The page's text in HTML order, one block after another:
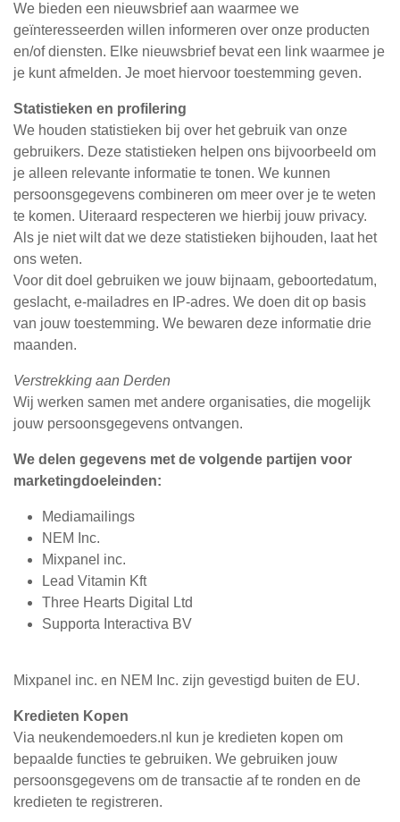
We bieden een nieuwsbrief aan waarmee we
geïnteresseerden willen informeren over onze producten
en/of diensten. Elke nieuwsbrief bevat een link waarmee je
je kunt afmelden. Je moet hiervoor toestemming geven.
Statistieken en profilering
We houden statistieken bij over het gebruik van onze
gebruikers. Deze statistieken helpen ons bijvoorbeeld om
je alleen relevante informatie te tonen. We kunnen
persoonsgegevens combineren om meer over je te weten
te komen. Uiteraard respecteren we hierbij jouw privacy.
Als je niet wilt dat we deze statistieken bijhouden, laat het
ons weten.
Voor dit doel gebruiken we jouw bijnaam, geboortedatum,
geslacht, e-mailadres en IP-adres. We doen dit op basis
van jouw toestemming. We bewaren deze informatie drie
maanden.
Verstrekking aan Derden
Wij werken samen met andere organisaties, die mogelijk
jouw persoonsgegevens ontvangen.
We delen gegevens met de volgende partijen voor
marketingdoeleinden:
Mediamailings
NEM Inc.
Mixpanel inc.
Lead Vitamin Kft
Three Hearts Digital Ltd
Supporta Interactiva BV
Mixpanel inc. en NEM Inc. zijn gevestigd buiten de EU.
Kredieten Kopen
Via neukendemoeders.nl kun je kredieten kopen om
bepaalde functies te gebruiken. We gebruiken jouw
persoonsgegevens om de transactie af te ronden en de
kredieten te registreren.